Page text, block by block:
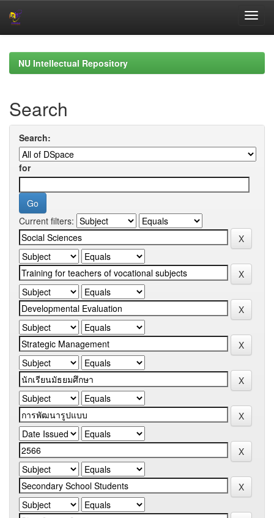
navigationNU Intellectual Repository
Search
Search:
for
Current filters: